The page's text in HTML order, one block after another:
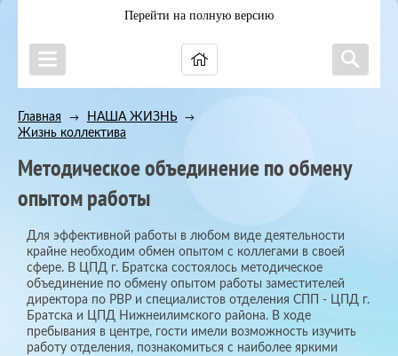
Перейти на полную версию
Главная → НАША ЖИЗНЬ →
Жизнь коллектива
Методическое объединение по обмену
опытом работы
Для эффективной работы в любом виде деятельности
крайне необходим обмен опытом с коллегами в своей
сфере. В ЦПД г. Братска состоялось методическое
объединение по обмену опытом работы заместителей
директора по РВР и специалистов отделения СПП - ЦПД г.
Братска и ЦПД Нижнеилимского района. В ходе
пребывания в центре, гости имели возможность изучить
работу отделения, познакомиться с наиболее яркими